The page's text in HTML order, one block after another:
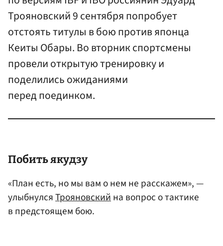
Трояновский 9 сентября попробует
отстоять титулы в бою против японца
Кеиты Обары. Во вторник спортсмены
провели открытую тренировку и
поделились ожиданиями
перед поединком.
Побить якудзу
«План есть, но мы вам о нем не расскажем», —
улыбнулсяТрояновскийна вопрос о тактике
в предстоящем бою.